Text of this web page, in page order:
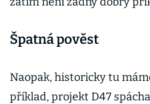
Špatná pověst
Naopak, historicky tu
příklad, projekt D47